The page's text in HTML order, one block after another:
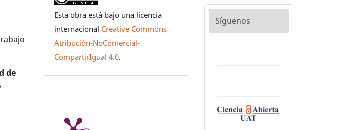
de
Esta obra está bajo una licencia
internacional Creative Commons
Atribución-NoComercial-
CompartirIgual 4.0.
Síguenos